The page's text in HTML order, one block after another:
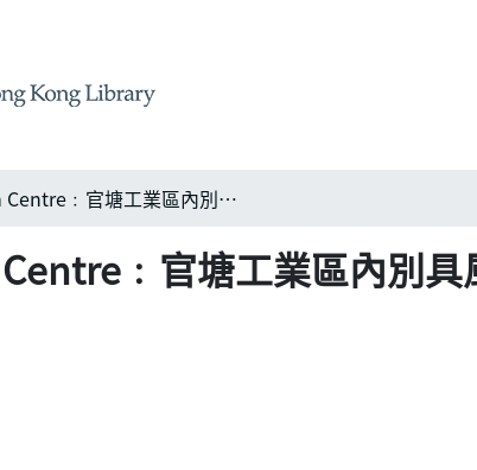
中南工商中心 Chung Nam Centre﹕官塘工業區內別具風格的工商大厦
官塘工業區內別